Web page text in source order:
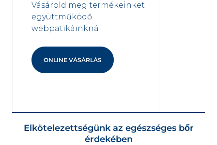
Vásárold meg termékeinket
együttműködő
webpatikáinknál.
ONLINE VÁSÁRLÁS
Elkötelezettségünk az egészséges bőr
érdekében